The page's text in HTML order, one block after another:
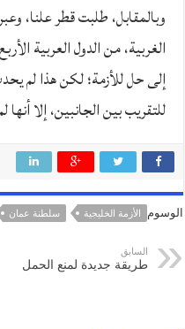
وبالمقابل، طلبت قطر علنا،
الغربية، من الدول العربية
إلى حل للأزمة؛ لكن هذا لم
للتقريب بين الجانبين، إلا
الوسوم الأزمة الخليجية سلطنة عمان
السابق
طريقة جديدة لمنع الحمل